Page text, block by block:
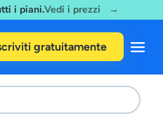
i piani.Vedi i prezzi →
gratuitamente